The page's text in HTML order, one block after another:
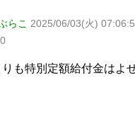
らこ 2025/06/03(火)
も特別定額給付金はよ